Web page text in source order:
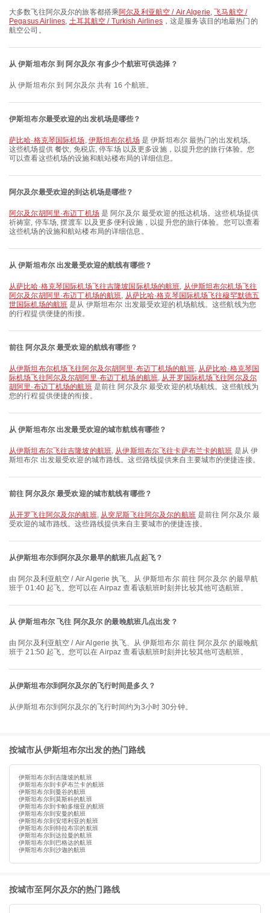
大多数飞往阿尔及尔的旅客都搭乘阿尔及利亚航空 / Air Algerie,飞马航空 /
Pegasus Airlines, 土耳其航空 / Turkish Airlines，这是服务该目的地最热门的
航空公司。
从 伊斯坦布尔 到 阿尔及尔 有多少个航班可供选择？
从 伊斯坦布尔 到 阿尔及尔 共有 16 个航班。
伊斯坦布尔最受欢迎的出发机场是哪些？
萨比哈·格克琴国际机场, 伊斯坦布尔机场是 伊斯坦布尔 最热门的出发机场。
这些机场提供 餐饮, 免税店, 停车场 以及更多设施，以提升您的旅行体验。您
可以查看这些机场的设施和航站楼布局的详细信息。
阿尔及尔最受欢迎的到达机场是哪些？
阿尔及尔胡阿里·布迈丁机场是 阿尔及尔 最受欢迎的抵达机场。这些机场提供
祈祷室, 停车场, 摆渡车 以及更多便利设施，以提升您的旅行体验。您可以查看
这些机场的设施和航站楼布局的详细信息。
从 伊斯坦布尔 出发最受欢迎的航线有哪些？
从萨比哈·格克琴国际机场飞往吉隆坡国际机场的航班, 从伊斯坦布尔机场飞往
阿尔及尔胡阿里·布迈丁机场的航班, 从萨比哈·格克琴国际机场飞往穆罕默德五
世国际机场的航班 是从 伊斯坦布尔 出发最受欢迎的机场航线。这些航线为您
的行程提供便捷的衔接。
前往 阿尔及尔 最受欢迎的航线有哪些？
从伊斯坦布尔机场飞往阿尔及尔胡阿里·布迈丁机场的航班, 从萨比哈·格克琴国
际机场飞往阿尔及尔胡阿里·布迈丁机场的航班, 从开罗国际机场飞往阿尔及尔
胡阿里·布迈丁机场的航班是前往 阿尔及尔 最受欢迎的机场航线。这些航线为
您的行程提供便捷的衔接。
从 伊斯坦布尔 出发最受欢迎的城市航线有哪些？
从伊斯坦布尔飞往吉隆坡的航班, 从伊斯坦布尔飞往卡萨布兰卡的航班 是从 伊
斯坦布尔 出发最受欢迎的城市路线。这些路线提供来自主要城市的便捷连接。
前往 阿尔及尔 最受欢迎的城市航线有哪些？
从开罗飞往阿尔及尔的航班, 从突尼斯飞往阿尔及尔的航班是前往 阿尔及尔 最
受欢迎的城市路线。这些路线提供来自主要城市的便捷连接。
从伊斯坦布尔到阿尔及尔最早的航班几点起飞？
由 阿尔及利亚航空 / Air Algerie 执飞、从 伊斯坦布尔 前往 阿尔及尔 的最早航
班于 01:40 起飞。您可以在 Airpaz 查看该航班时刻并比较其他可选航班。
从 伊斯坦布尔 飞往 阿尔及尔 的最晚航班几点出发？
由 阿尔及利亚航空 / Air Algerie 执飞、从 伊斯坦布尔 前往 阿尔及尔 的最晚航
班于 21:50 起飞。您可以在 Airpaz 查看该航班时刻并比较其他可选航班。
从伊斯坦布尔到阿尔及尔的飞行时间是多久？
从伊斯坦布尔到阿尔及尔的飞行时间约为3小时 30分钟。
按城市从伊斯坦布尔出发的热门路线
伊斯坦布尔到吉隆坡的航班
伊斯坦布尔到卡萨布兰卡的航班
伊斯坦布尔到曼谷的航班
伊斯坦布尔到莫斯科的航班
伊斯坦布尔到卡帕多细亚的航班
伊斯坦布尔到安曼的航班
伊斯坦布尔到安塔利亚的航班
伊斯坦布尔到特拉布宗的航班
伊斯坦布尔到达拉曼的航班
伊斯坦布尔到巴格达的航班
伊斯坦布尔到沙迦的航班
按城市至阿尔及尔的热门路线